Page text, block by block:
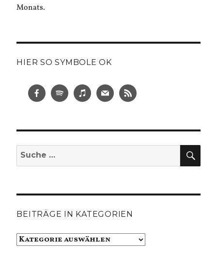
Monats.
HIER SO SYMBOLE OK
Suche
nach:
BEITRÄGE IN KATEGORIEN
Beiträge